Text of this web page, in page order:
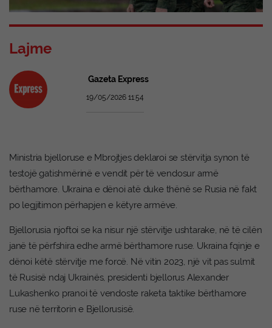
Lajme
Gazeta Express
19/05/2026 11:54
Ministria bjelloruse e Mbrojtjes deklaroi se stërvitja synon të
testojë gatishmërinë e vendit për të vendosur armë
bërthamore. Ukraina e dënoi atë duke thënë se Rusia në fakt
po legjitimon përhapjen e këtyre armëve.
Bjellorusia njoftoi se ka nisur një stërvitje ushtarake, në të cilën
janë të përfshira edhe armë bërthamore ruse. Ukraina fqinje e
dënoi këtë stërvitje me forcë. Në vitin 2023, një vit pas sulmit
të Rusisë ndaj Ukrainës, presidenti bjellorus Alexander
Lukashenko pranoi të vendoste raketa taktike bërthamore
ruse në territorin e Bjellorusisë.